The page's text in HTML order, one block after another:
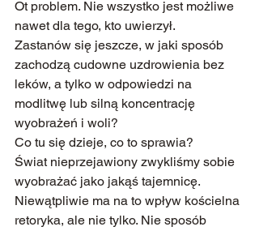
Ot problem. Nie wszystko jest możliwe
nawet dla tego, kto uwierzył.
Zastanów się jeszcze, w jaki sposób
zachodzą cudowne uzdrowienia bez
leków, a tylko w odpowiedzi na
modlitwę lub silną koncentrację
wyobrażeń i woli?
Co tu się dzieje, co to sprawia?
Świat nieprzejawiony zwykliśmy sobie
wyobrażać jako jakąś tajemnicę.
Niewątpliwie ma na to wpływ kościelna
retoryka, ale nie tylko. Nie sposób